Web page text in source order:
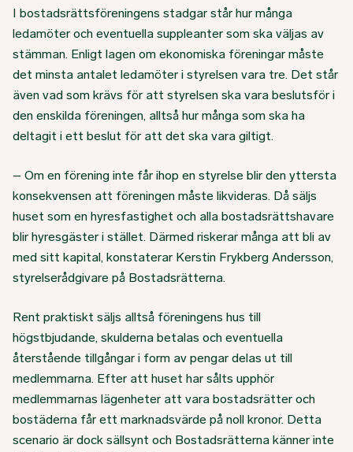
I bostadsrättsföreningens stadgar står hur många
ledamöter och eventuella suppleanter som ska väljas av
stämman. Enligt lagen om ekonomiska föreningar måste
det minsta antalet ledamöter i styrelsen vara tre. Det står
även vad som krävs för att styrelsen ska vara beslutsför i
den enskilda föreningen, alltså hur många som ska ha
deltagit i ett beslut för att det ska vara giltigt.
– Om en förening inte får ihop en styrelse blir den yttersta
konsekvensen att föreningen måste likvideras. Då säljs
huset som en hyresfastighet och alla bostadsrättshavare
blir hyresgäster i stället. Därmed riskerar många att bli av
med sitt kapital, konstaterar Kerstin Frykberg Andersson,
styrelserådgivare på Bostadsrätterna.
Rent praktiskt säljs alltså föreningens hus till
högstbjudande, skulderna betalas och eventuella
återstående tillgångar i form av pengar delas ut till
medlemmarna. Efter att huset har sålts upphör
medlemmarnas lägenheter att vara bostadsrätter och
bostäderna får ett marknadsvärde på noll kronor. Detta
scenario är dock sällsynt och Bostadsrätterna känner inte